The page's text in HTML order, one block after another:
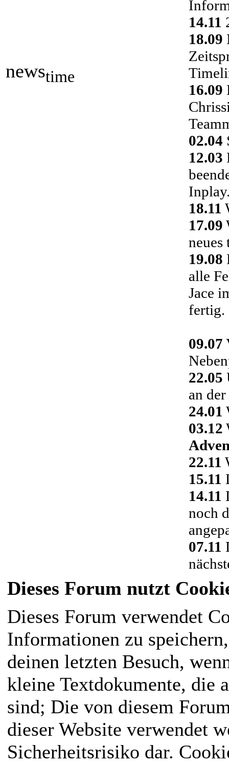
newstime
14.11
18.09
16.09
02.04
12.03
18.11
17.09
19.08
alle
Jace
fertig.
09.07
22.05
an
24.01
03.12
22.11
15.11
14.11
noch
07.11
Dieses Forum nutzt
Dieses Forum verwendet
Informationen zu
deinen letzten Besuch,
kleine Textdokumente, die
sind; Die von diesem
dieser Website verwendet
Sicherheitsrisiko dar.